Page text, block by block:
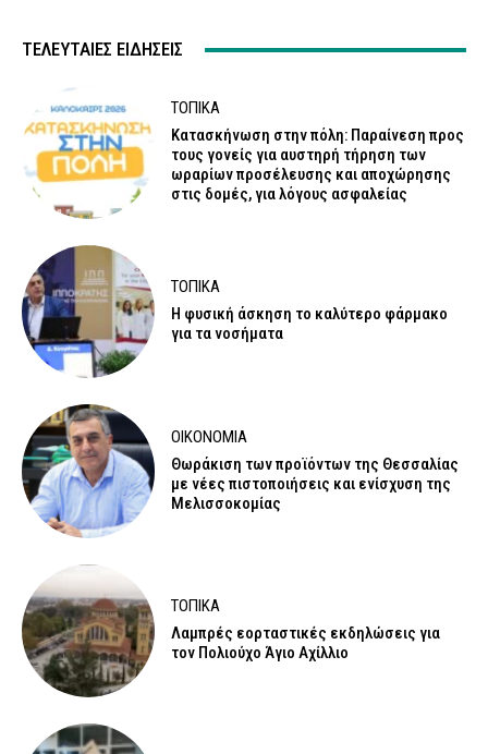
ΤΕΛΕΥΤΑΊΕΣ ΕΙΔΉΣΕΙΣ
ΤΟΠΙΚΑ
Κατασκήνωση στην πόλη: Παραίνεση προς
τους γονείς για αυστηρή τήρηση των
ωραρίων προσέλευσης και αποχώρησης
στις δομές, για λόγους ασφαλείας
ΤΟΠΙΚΑ
Η φυσική άσκηση το καλύτερο φάρμακο
για τα νοσήματα
ΟΙΚΟΝΟΜΙΑ
Θωράκιση των προϊόντων της Θεσσαλίας
με νέες πιστοποιήσεις και ενίσχυση της
Μελισσοκομίας
ΤΟΠΙΚΑ
Λαμπρές εορταστικές εκδηλώσεις για
τον Πολιούχο Άγιο Αχίλλιο